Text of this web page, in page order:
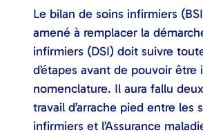
Le bilan de soins infirmiers
amené à remplacer la
infirmiers (DSI) doit suivre
d’étapes avant de pouvoir être
nomenclature. Il aura fallu
travail d’arrache pied entre les
infirmiers et l’Assurance